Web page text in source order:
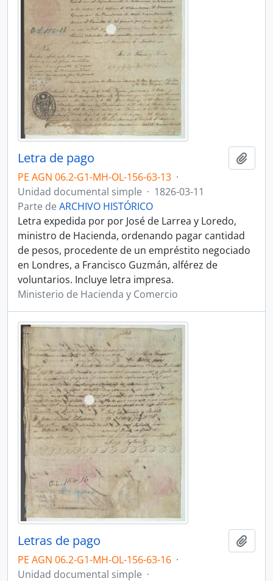
Letra de pago
PE AGN 06.2-G1-MH-OL-156-63-13 ·
Unidad documental simple · 1826-03-11
Parte de ARCHIVO HISTÓRICO
Letra expedida por por José de Larrea y Loredo,
ministro de Hacienda, ordenando pagar cantidad
de pesos, procedente de un empréstito negociado
en Londres, a Francisco Guzmán, alférez de
voluntarios. Incluye letra impresa.
Ministerio de Hacienda y Comercio
Letras de pago
PE AGN 06.2-G1-MH-OL-156-63-16 ·
Unidad documental simple ·